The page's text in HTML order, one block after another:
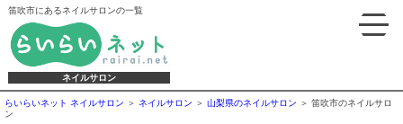
笛吹市にあるネイルサロンの一覧
ネイルサロン
らいらいネット ネイルサロン ネイルサロン 山梨県のネイルサロン
笛吹市のネイルサロ
ン